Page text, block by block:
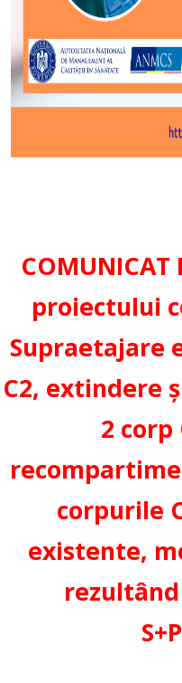
COMUNICAT
proiectului
Supraetajare
C2, extindere
2 corp
corpurile
existente,